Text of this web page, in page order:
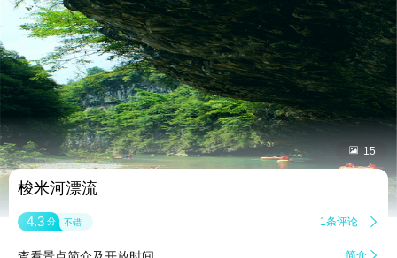
 15
梭米河漂流
4.3 分 不错 1条评论 
